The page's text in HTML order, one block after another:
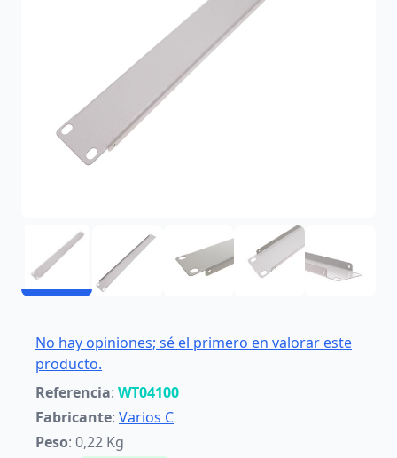
No hay opiniones; sé el primero en valorar este
producto.
Referencia: WT04100
Fabricante: Varios C
Peso: 0,22 Kg